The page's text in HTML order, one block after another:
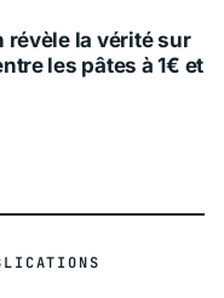
révèle la vérité sur
les pâtes à 1€ et